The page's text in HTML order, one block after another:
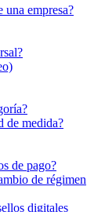
empresa?
de medida?
de pago?
de régimen
digitales